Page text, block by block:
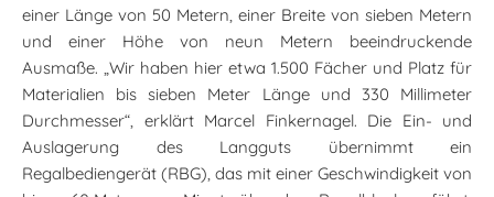
einer Länge von 50 Metern, einer Breite von sieben Metern
und einer Höhe von neun Metern beeindruckende
Ausmaße. „Wir haben hier etwa 1.500 Fächer und Platz für
Materialien bis sieben Meter Länge und 330 Millimeter
Durchmesser“, erklärt Marcel Finkernagel. Die Ein- und
Auslagerung des Langguts übernimmt ein
Regalbediengerät (RBG), das mit einer Geschwindigkeit von